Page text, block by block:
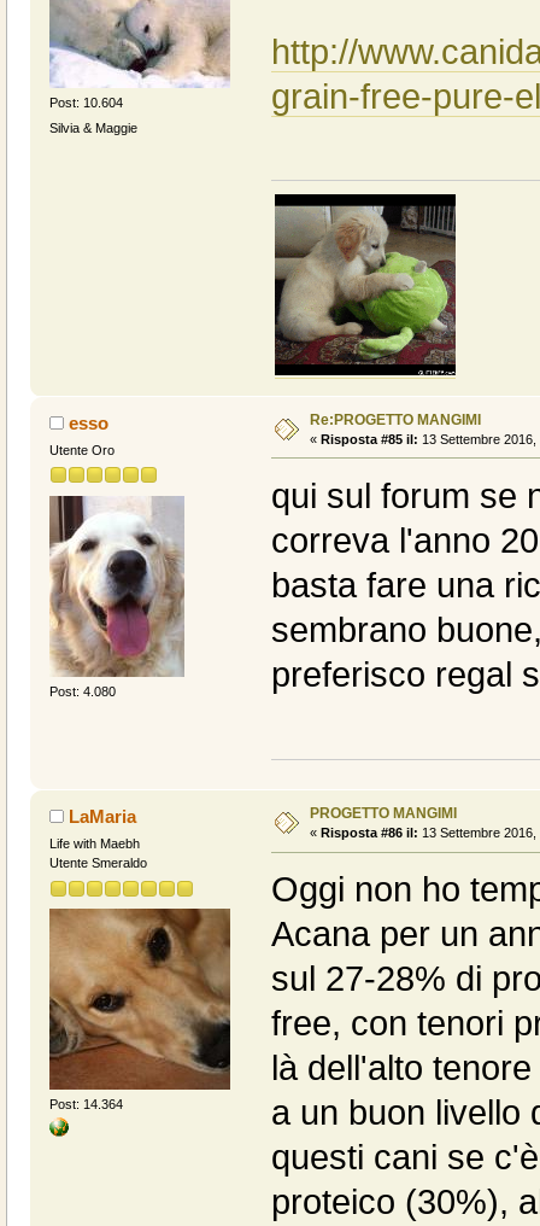
Post: 10.604
Silvia & Maggie
http://
grain-free-pure-
esso
Utente Oro
Post: 4.080
Re:PROGETTO MANGIMI
« Risposta #85 il: 13 Settembre 2016,
qui sul forum se
correva l'anno
basta fare una
sembrano
preferisco regal
LaMaria
Life with Maebh
Utente Smeraldo
Post: 14.364
PROGETTO MANGIMI
« Risposta #86 il: 13 Settembre 2016,
Oggi non ho
Acana per un
sul 27-28% di
free, con tenori
là dell'alto
a un buon livello
questi cani se
proteico (30%),